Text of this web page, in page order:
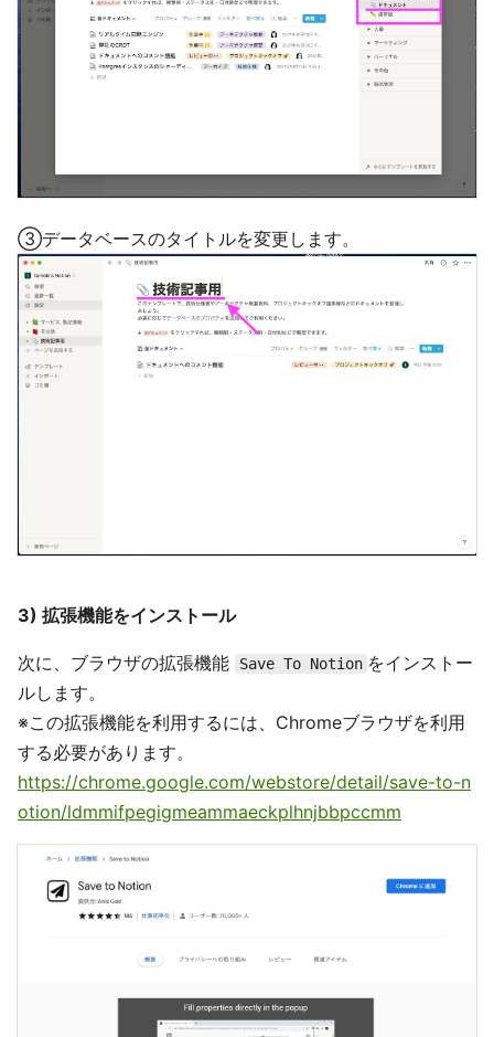
③データベースのタイトルを変更します。
3) 拡張機能をインストール
次に、ブラウザの拡張機能 Save To Notion をインストー
ルします。
※この拡張機能を利用するには、Chromeブラウザを利用
する必要があります。
https://chrome.google.com/webstore/detail/save-to-n
otion/ldmmifpegigmeammaeckplhnjbbpccmm